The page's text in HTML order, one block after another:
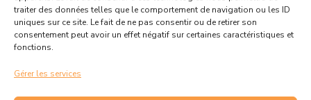
traiter des données telles que le comportement de navigation ou les ID
uniques sur ce site. Le fait de ne pas consentir ou de retirer son
consentement peut avoir un effet négatif sur certaines caractéristiques et
fonctions.
Gérer les services
actualités de votre ville !